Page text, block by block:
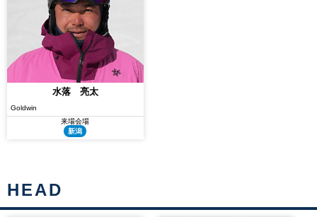
水落 亮太
Goldwin
来場会場
新潟
HEAD